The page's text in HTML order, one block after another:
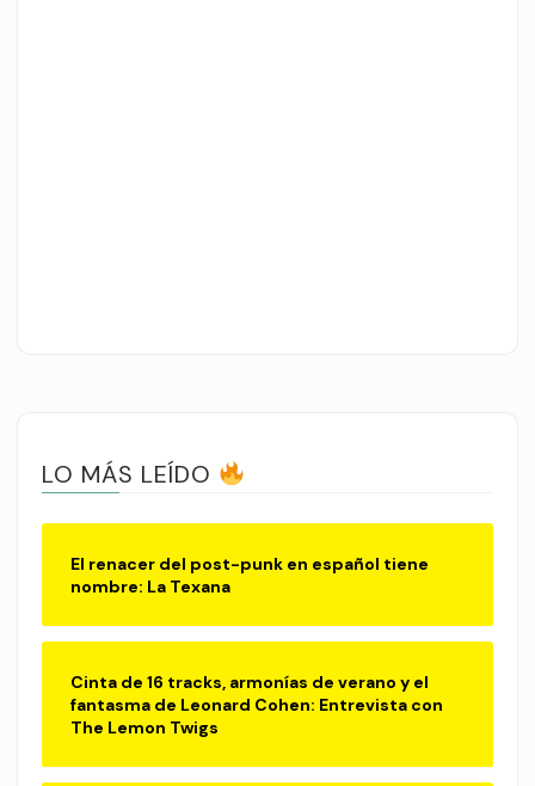
LO MÁS LEÍDO
El renacer del post-punk en español tiene
nombre: La Texana
Cinta de 16 tracks, armonías de verano y el
fantasma de Leonard Cohen: Entrevista con
The Lemon Twigs